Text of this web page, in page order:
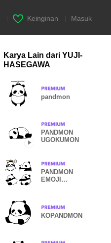
Keinginan Masuk
Karya Lain dari YUJI-
HASEGAWA
pandmon
PANDMON
UGOKUMON
PANDMON
EMOJI
KOPANDMON